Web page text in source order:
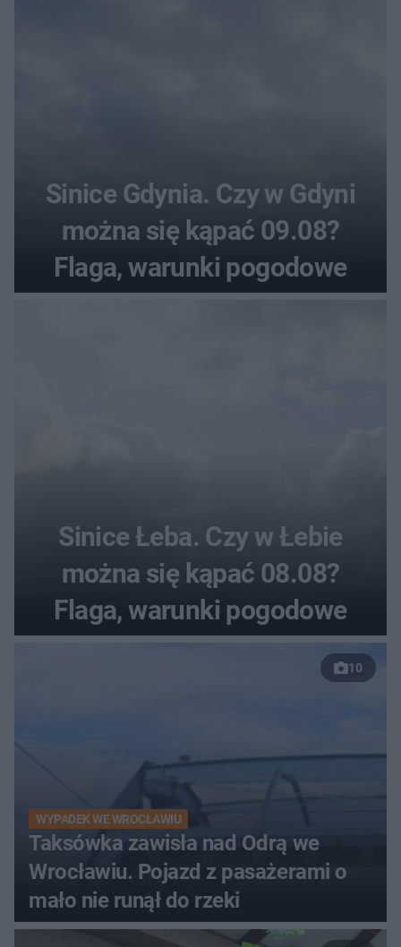
Sinice Gdynia. Czy w Gdyni
można się kąpać 09.08?
Flaga, warunki pogodowe
Sinice Łeba. Czy w Łebie
można się kąpać 08.08?
Flaga, warunki pogodowe
10
WYPADEK WE WROCŁAWIU
Taksówka zawisła nad Odrą we
Wrocławiu. Pojazd z pasażerami o
mało nie runął do rzeki